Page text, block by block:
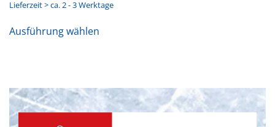
Lieferzeit > ca. 2 - 3 Werktage
Ausführung wählen
auf.
Die